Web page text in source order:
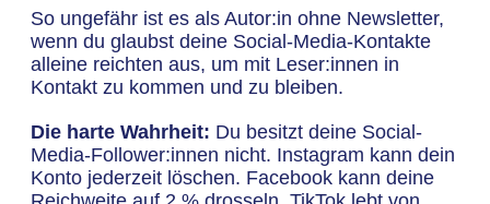
So ungefähr ist es als Autor:in ohne Newsletter,
wenn du glaubst deine Social-Media-Kontakte
alleine reichten aus, um mit Leser:innen in
Kontakt zu kommen und zu bleiben.
Die harte Wahrheit: Du besitzt deine Social-
Media-Follower:innen nicht. Instagram kann dein
Konto jederzeit löschen. Facebook kann deine